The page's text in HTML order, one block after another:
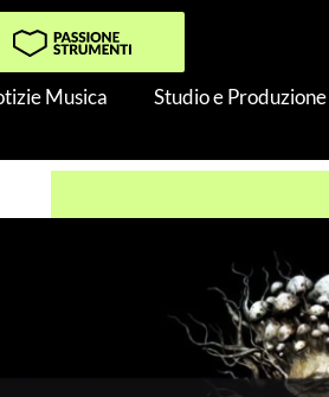
Musica Studio e Produzione